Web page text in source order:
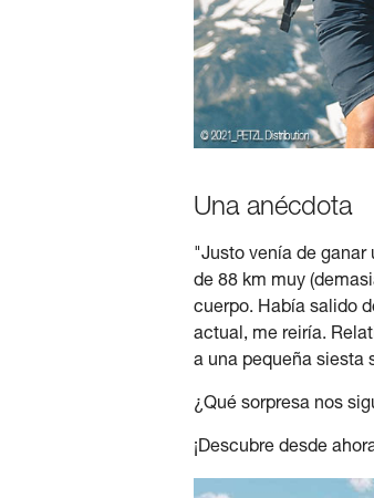
Una anécdota
"Justo venía de
de 88 km muy
cuerpo. Había salido
actual, me reiría.
a una pequeña siesta
¿Qué sorpresa nos
¡Descubre desde